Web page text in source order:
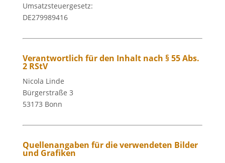
Umsatzsteuergesetz:
DE279989416
Verantwortlich für den Inhalt nach § 55 Abs.
2 RStV
Nicola Linde
Bürgerstraße 3
53173 Bonn
Quellenangaben für die verwendeten Bilder
und Grafiken